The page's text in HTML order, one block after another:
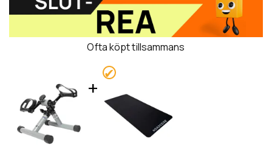
Ofta köpt tillsammans